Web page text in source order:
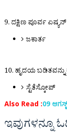
9. ದಕ್ಷಿಣ ಪೂರ್ವ
ಜಕಾರ್ತ
10. ಹೃದಯ
ಸ್ಟೆತೆಸ್ಕೋಪ್
Also Read :09
ಇವುಗಳನ್ನೂ